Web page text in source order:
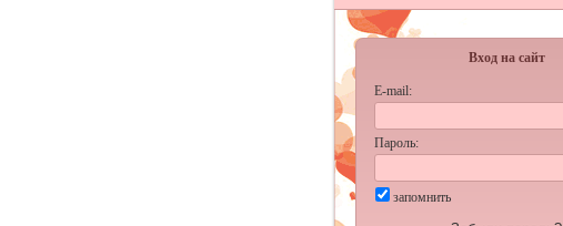
Вход на сайт
E-mail:
Пароль:
запомнить